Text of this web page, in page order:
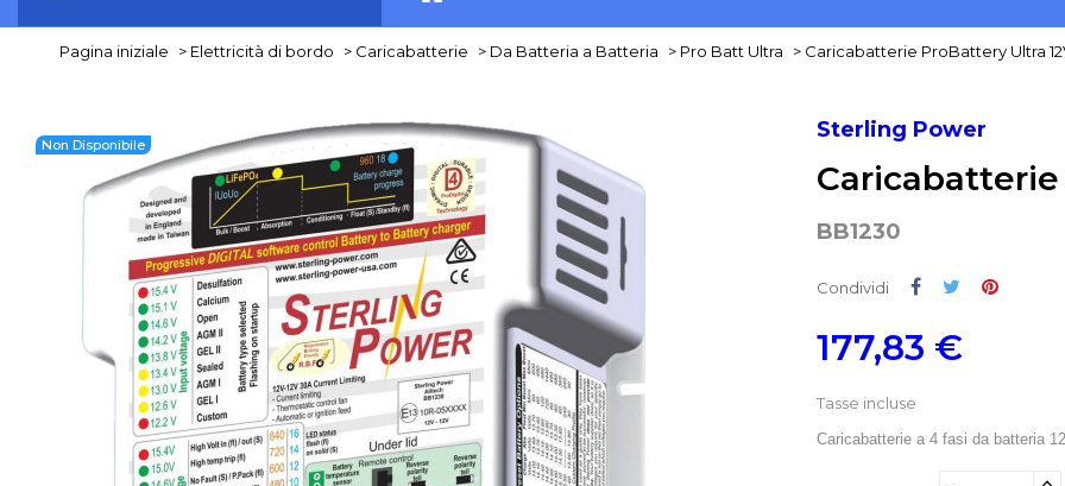
Pagina iniziale > Elettricità di bordo > Caricabatterie > Da Batteria a Batteria > Pro Batt Ultra > Caricabatterie ProBattery Ultra
Non Disponibile
Sterling Power
BB1230
Condividi Condividi
Twitta
177,83 €
Tasse incluse
Caricabatterie a 4 fasi da batteria